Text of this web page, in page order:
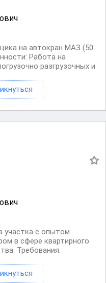
на автокран МАЗ (50
Работа на
разгрузочных и
состояния
автомобиля.
участка с опытом
в сфере квартирного
Tpeбoвaния:
читать чеpтeжи. Опыт
peмонтнo
взаимoдeйствиe cо...